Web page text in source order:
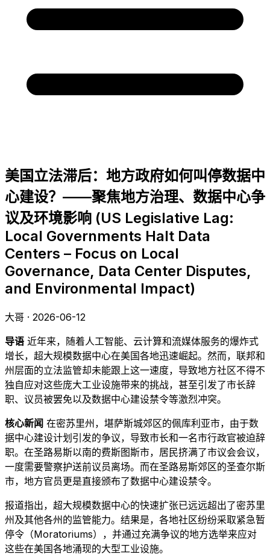
美国立法滞后：地方政府如何叫停数据中
心建设？——聚焦地方治理、数据中心争
议及环境影响 (US Legislative Lag:
Local Governments Halt Data
Centers – Focus on Local
Governance, Data Center Disputes,
and Environmental Impact)
大哥 · 2026-06-12
导语 近年来，随着人工智能、云计算和流媒体服务的爆炸式
增长，超大规模数据中心在美国各地迅速崛起。然而，联邦和
州层面的立法监管却未能跟上这一速度，导致地方社区不得不
独自应对这些庞大工业设施带来的挑战，甚至引发了市长辞
职、议员被罢免以及数据中心建设禁令等激烈冲突。
核心新闻 在密苏里州，堪萨斯城郊区的佩库利亚市，由于数
据中心建设计划引发的争议，导致市长和一名市行政官被迫辞
职。在圣路易斯以南的费斯图斯市，居民挤满了市议会会议，
一度需要警察护送前议员离场。而在圣路易斯郊区的圣查尔斯
市，地方官员更是直接颁布了数据中心建设禁令。
报道指出，超大规模数据中心的快速扩张已远远超出了密苏里
州及其他各州的监管能力。结果是，各地社区纷纷采取紧急暂
停令（Moratoriums），并通过充满争议的地方选举来应对
这些在美国各地涌现的大型工业设施。